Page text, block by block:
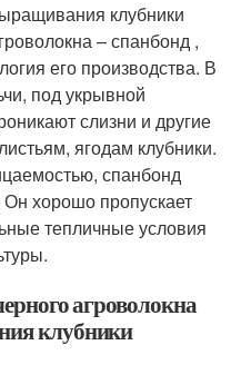
клубники
– спанбонд ,
его производства. В
под укрывной
слизни и другие
ягодам клубники.
спанбонд
Он хорошо пропускает
тепличные условия
агроволокна
клубники